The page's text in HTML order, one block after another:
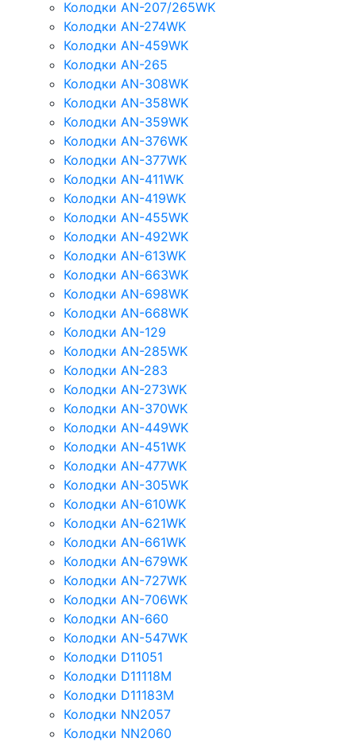
Колодки AN-207/265WK
Колодки AN-274WK
Колодки AN-459WK
Колодки AN-265
Колодки AN-308WK
Колодки AN-358WK
Колодки AN-359WK
Колодки AN-376WK
Колодки AN-377WK
Колодки AN-411WK
Колодки AN-419WK
Колодки AN-455WK
Колодки AN-492WK
Колодки AN-613WK
Колодки AN-663WK
Колодки AN-698WK
Колодки AN-668WK
Колодки AN-129
Колодки AN-285WK
Колодки AN-283
Колодки AN-273WK
Колодки AN-370WK
Колодки AN-449WK
Колодки AN-451WK
Колодки AN-477WK
Колодки AN-305WK
Колодки AN-610WK
Колодки AN-621WK
Колодки AN-661WK
Колодки AN-679WK
Колодки AN-727WK
Колодки AN-706WK
Колодки AN-660
Колодки AN-547WK
Колодки D11051
Колодки D11118M
Колодки D11183M
Колодки NN2057
Колодки NN2060